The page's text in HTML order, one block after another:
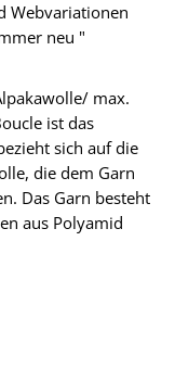
Webvariationen
neu "
max.
ist das
sich auf die
die dem Garn
Das Garn besteht
aus Polyamid